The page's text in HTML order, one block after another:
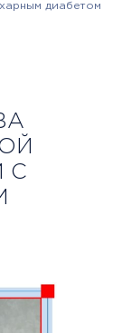
диабетом
С